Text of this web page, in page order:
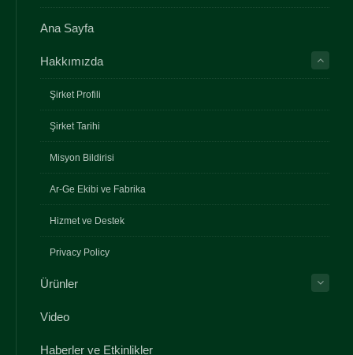
Ana Sayfa
Hakkımızda
Şirket Profili
Şirket Tarihi
Misyon Bildirisi
Ar-Ge Ekibi ve Fabrika
Hizmet ve Destek
Privacy Policy
Ürünler
Video
Haberler ve Etkinlikler